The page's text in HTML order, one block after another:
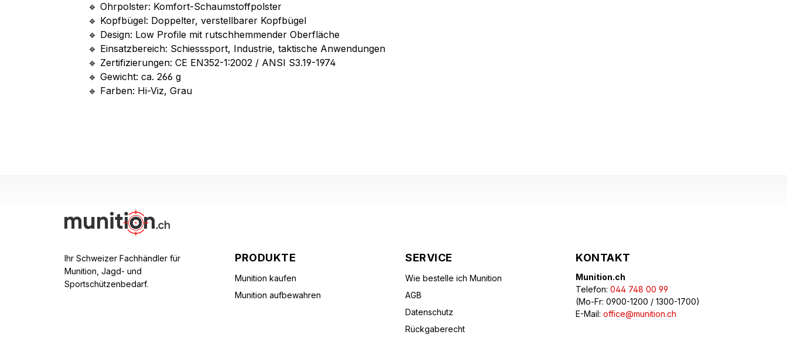
🔹 Ohrpolster: Komfort-Schaumstoffpolster
🔹 Kopfbügel: Doppelter, verstellbarer Kopfbügel
🔹 Design: Low Profile mit rutschhemmender Oberfläche
🔹 Einsatzbereich: Schiesssport, Industrie, taktische Anwendungen
🔹 Zertifizierungen: CE EN352-1:2002 / ANSI S3.19-1974
🔹 Gewicht: ca. 266 g
🔹 Farben: Hi-Viz, Grau
Ihr Schweizer Fachhändler für
Munition, Jagd- und
Sportschützenbedarf.
PRODUKTE
Munition kaufen
Munition aufbewahren
SERVICE
Wie bestelle ich Munition
AGB
Datenschutz
Rückgaberecht
KONTAKT
Munition.ch
Telefon: 044 748 00 99
(Mo-Fr: 0900-1200 / 1300-1700)
E-Mail: office@munition.ch